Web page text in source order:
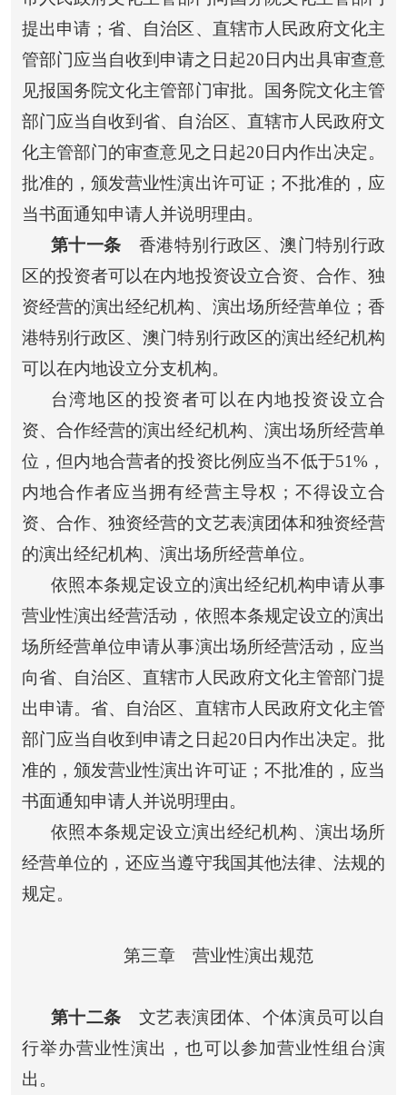
提出申请；省、自治区、直辖市人民政府文化主
管部门应当自收到申请之日起20日内出具审查意
见报国务院文化主管部门审批。国务院文化主管
部门应当自收到省、自治区、直辖市人民政府文
化主管部门的审查意见之日起20日内作出决定。
批准的，颁发营业性演出许可证；不批准的，应
当书面通知申请人并说明理由。
第十一条 香港特别行政区、澳门特别行政
区的投资者可以在内地投资设立合资、合作、独
资经营的演出经纪机构、演出场所经营单位；香
港特别行政区、澳门特别行政区的演出经纪机构
可以在内地设立分支机构。
台湾地区的投资者可以在内地投资设立合
资、合作经营的演出经纪机构、演出场所经营单
位，但内地合营者的投资比例应当不低于51%，
内地合作者应当拥有经营主导权；不得设立合
资、合作、独资经营的文艺表演团体和独资经营
的演出经纪机构、演出场所经营单位。
依照本条规定设立的演出经纪机构申请从事
营业性演出经营活动，依照本条规定设立的演出
场所经营单位申请从事演出场所经营活动，应当
向省、自治区、直辖市人民政府文化主管部门提
出申请。省、自治区、直辖市人民政府文化主管
部门应当自收到申请之日起20日内作出决定。批
准的，颁发营业性演出许可证；不批准的，应当
书面通知申请人并说明理由。
依照本条规定设立演出经纪机构、演出场所
经营单位的，还应当遵守我国其他法律、法规的
规定。
第三章 营业性演出规范
第十二条 文艺表演团体、个体演员可以自
行举办营业性演出，也可以参加营业性组台演
出。